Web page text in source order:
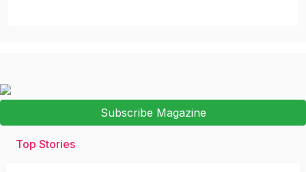
Subscribe Magazine
Top Stories